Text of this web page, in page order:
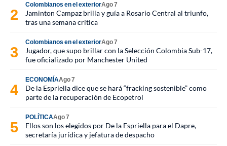
Colombianos en el exteriorAgo 7
Jaminton Campaz brilla y guía a Rosario Central al triunfo,
tras una semana crítica
Colombianos en el exteriorAgo 7
Jugador, que supo brillar con la Selección Colombia Sub-17,
fue oficializado por Manchester United
ECONOMÍAAgo 7
De la Espriella dice que se hará “fracking sostenible” como
parte de la recuperación de Ecopetrol
POLÍTICAAgo 7
Ellos son los elegidos por De la Espriella para el Dapre,
secretaría jurídica y jefatura de despacho